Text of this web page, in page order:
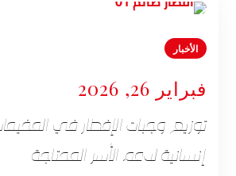
الأخبار
فبراير 26, 2026
توزيع وجبات الإفطار في
إنسانية لدعم الأسر المحتاجة